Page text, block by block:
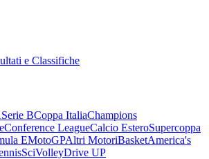
e Classifiche
Serie BCoppa ItaliaChampions
Conference LeagueCalcio EsteroSupercoppa
EMotoGPAltri MotoriBasketAmerica's
SciVolleyDrive UP